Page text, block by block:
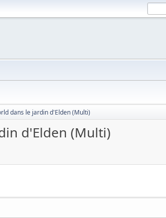
dans le jardin d'Elden (Multi)
d'Elden (Multi)